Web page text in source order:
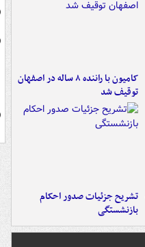
کامیون با راننده ۸ ساله در اصفهان
توقیف شد
تشریح جزئیات صدور احکام
بازنشستگی